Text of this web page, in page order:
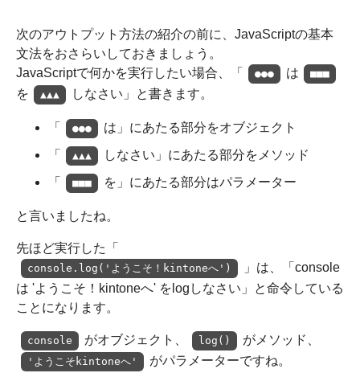
次のアウトプット方法の紹介の前に、JavaScriptの基本
文法をおさらいしておきましょう。
JavaScriptで何かを実行したい場合、「
●●● は ■■■
を ▲▲▲ しなさい」と書きます。
「 ●●●
は」にあたる部分をオブジェクト
「
▲▲▲
しなさい」にあたる部分をメソッド
「
■■■ を」にあたる部分はパラメーター
と言いましたね。
先ほど実行した「
console.log('ようこそ！kintoneへ')
」は、「console
は 'ようこそ！kintoneへ' をlogしなさい」と命令している
ことになります。
console がオブジェクト、 log() がメソッド、
'ようこそkintoneへ' がパラメーターですね。